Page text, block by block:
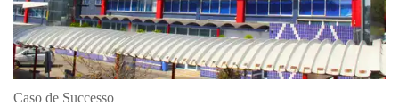
Caso de Successo